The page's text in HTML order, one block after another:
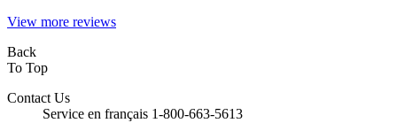
View more reviews
Back
To Top
Contact Us
Service en français 1-800-663-5613